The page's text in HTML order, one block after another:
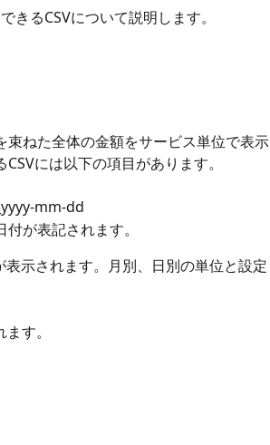
るCSVについて説明します。
ねた全体の金額をサービス単位で表示
には以下の項目があります。
mm-dd
が表記されます。
示されます。月別、日別の単位と設定
す。